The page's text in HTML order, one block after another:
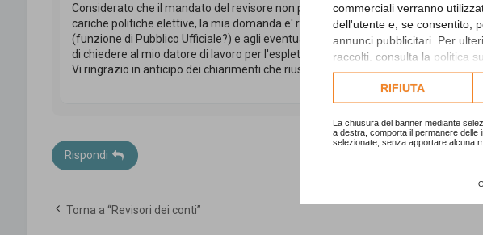
commerciali verranno
dell'utente e, se consentito,
annunci pubblicitari. Per
raccolti, consulta la politica
Consulta l'informativa
RIFIUTA
La chiusura del banner mediante
a destra, comporta il permanere delle
selezionate, senza apportare alcuna
Considerato che il mandato del revisore non puo’ essere equiparato a quello
cariche politiche elettive, la mia domanda e' relativa alla natura dell’ incarico che
(funzione di Pubblico Ufficiale?) e agli eventuali permessi (retribuiti e non) che
di chiedere al mio datore di lavoro per l'espletamento delle funzioni di revisore.
Vi ringrazio in anticipo dei chiarimenti che riuscirete a fornirmi.
Rispondi
Torna a “Revisori dei conti”